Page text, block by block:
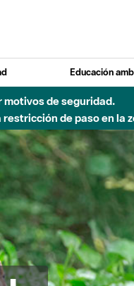
Educación
construcción de una